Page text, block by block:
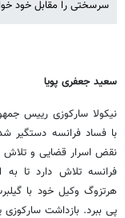
سرسختی را مقابل خود
سعید جعفری پویا
نیکولا سارکوزی رییس
با فساد فرانسه دستگیر
نقض اسرار قضایی و تلاش
فرانسه تلاش دارد تا به
هرتزوگ وکیل خود با
پی ببرد. بازداشت